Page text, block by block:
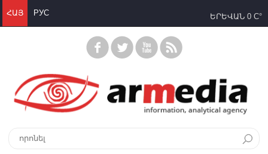
ՀԱՅ РУС ԵՐԵՎԱՆ 0 C°